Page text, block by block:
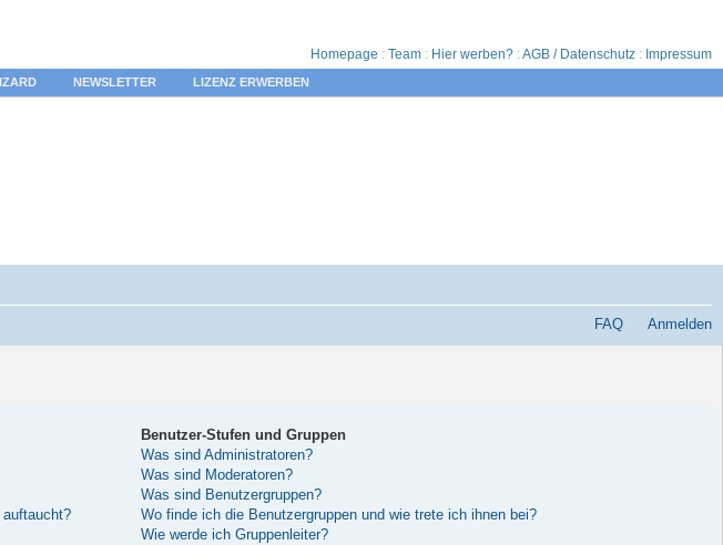
Homepage : Team : Hier werben? :AGB / Datenschutz : Impressum
NEWSLETTER LIZENZ ERWERBEN
FAQ Anmelden
Benutzer-Stufen und Gruppen
Was sind Administratoren?
Was sind Moderatoren?
Was sind Benutzergruppen?
Wo finde ich die Benutzergruppen und wie trete ich ihnen bei?
Wie werde ich Gruppenleiter?